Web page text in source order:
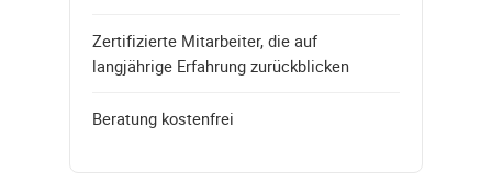
Zertifizierte Mitarbeiter, die auf
langjährige Erfahrung zurückblicken
Beratung kostenfrei